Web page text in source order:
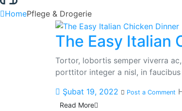
HomePflege & Drogerie
The Easy Italian
Tortor, lobortis semper viverra
porttitor integer a nisl, in
Şubat 19, 2022
Post a Comment
Read More